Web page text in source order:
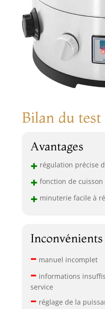
Bilan du test
Avantages
+ régulation précise
+ fonction de
+ minuterie facile à
Inconvénients
– manuel incomplet
– informations
service
– réglage de la